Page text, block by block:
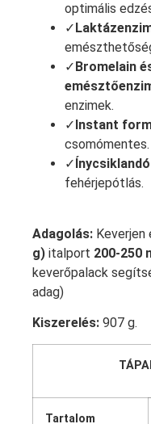
optimális
✓
✓ Bromelain
enzimek.
✓ Instant
csomómentes.
✓
fehérjepótlás.
Adagolás: Keverjen
g) italport 200-250
keverőpalack
adag)
Kiszerelés: 907 g.
Tartalom